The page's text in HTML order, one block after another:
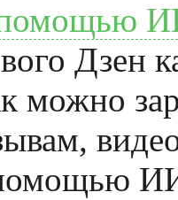
помощью
Дзен
можно
помощью